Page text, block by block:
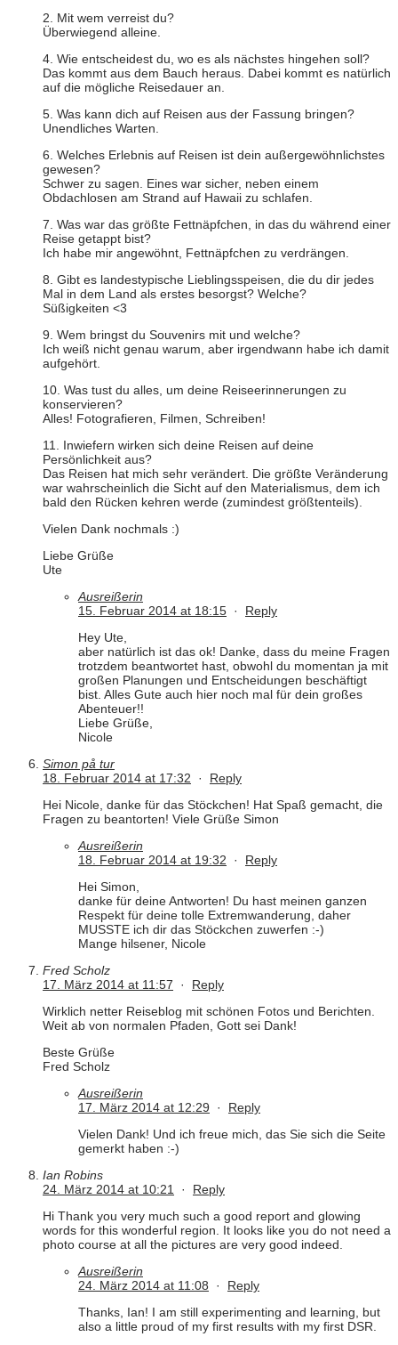
2. Mit wem verreist du?
Überwiegend alleine.
4. Wie entscheidest du, wo es als nächstes hingehen soll?
Das kommt aus dem Bauch heraus. Dabei kommt es natürlich
auf die mögliche Reisedauer an.
5. Was kann dich auf Reisen aus der Fassung bringen?
Unendliches Warten.
6. Welches Erlebnis auf Reisen ist dein außergewöhnlichstes
gewesen?
Schwer zu sagen. Eines war sicher, neben einem
Obdachlosen am Strand auf Hawaii zu schlafen.
7. Was war das größte Fettnäpfchen, in das du während einer
Reise getappt bist?
Ich habe mir angewöhnt, Fettnäpfchen zu verdrängen.
8. Gibt es landestypische Lieblingsspeisen, die du dir jedes
Mal in dem Land als erstes besorgst? Welche?
Süßigkeiten <3
9. Wem bringst du Souvenirs mit und welche?
Ich weiß nicht genau warum, aber irgendwann habe ich damit
aufgehört.
10. Was tust du alles, um deine Reiseerinnerungen zu
konservieren?
Alles! Fotografieren, Filmen, Schreiben!
11. Inwiefern wirken sich deine Reisen auf deine
Persönlichkeit aus?
Das Reisen hat mich sehr verändert. Die größte Veränderung
war wahrscheinlich die Sicht auf den Materialismus, dem ich
bald den Rücken kehren werde (zumindest größtenteils).
Vielen Dank nochmals :)
Liebe Grüße
Ute
Ausreißerin
15. Februar 2014 at 18:15 · Reply
Hey Ute,
aber natürlich ist das ok! Danke, dass du meine Fragen
trotzdem beantwortet hast, obwohl du momentan ja mit
großen Planungen und Entscheidungen beschäftigt
bist. Alles Gute auch hier noch mal für dein großes
Abenteuer!!
Liebe Grüße,
Nicole
Simon på tur
18. Februar 2014 at 17:32 · Reply
Hei Nicole, danke für das Stöckchen! Hat Spaß gemacht, die
Fragen zu beantorten! Viele Grüße Simon
Ausreißerin
18. Februar 2014 at 19:32 · Reply
Hei Simon,
danke für deine Antworten! Du hast meinen ganzen
Respekt für deine tolle Extremwanderung, daher
MUSSTE ich dir das Stöckchen zuwerfen :-)
Mange hilsener, Nicole
Fred Scholz
17. März 2014 at 11:57 · Reply
Wirklich netter Reiseblog mit schönen Fotos und Berichten.
Weit ab von normalen Pfaden, Gott sei Dank!
Beste Grüße
Fred Scholz
Ausreißerin
17. März 2014 at 12:29 · Reply
Vielen Dank! Und ich freue mich, das Sie sich die Seite
gemerkt haben :-)
Ian Robins
24. März 2014 at 10:21 · Reply
Hi Thank you very much such a good report and glowing
words for this wonderful region. It looks like you do not need a
photo course at all the pictures are very good indeed.
Ausreißerin
24. März 2014 at 11:08 · Reply
Thanks, Ian! I am still experimenting and learning, but
also a little proud of my first results with my first DSR.